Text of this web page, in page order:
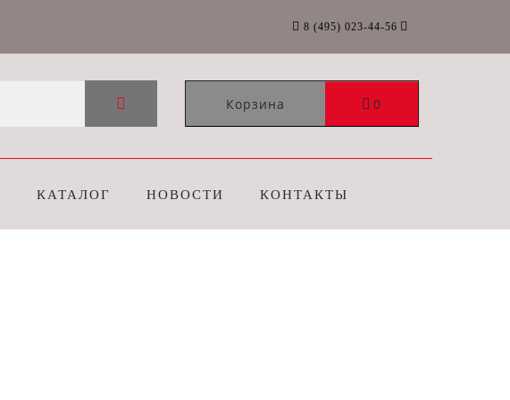
8 (495) 023-44-56
Корзина 0
КАТАЛОГ НОВОСТИ КОНТАКТЫ